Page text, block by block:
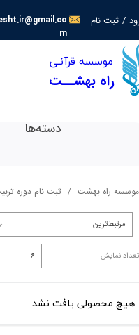
m
/ ثبت نام
حساب کاربری من
تغییر گذر واژه
سفارشات
خروج از حساب کاربری
​​​​موسسه قرآنـی
راه بهشــت
موسسه راه بهشت ثبت نام دوره
مرتبط‌ترین
تعداد نمایش ۶
هیچ محصولی یافت نشد.
دسته‌ها